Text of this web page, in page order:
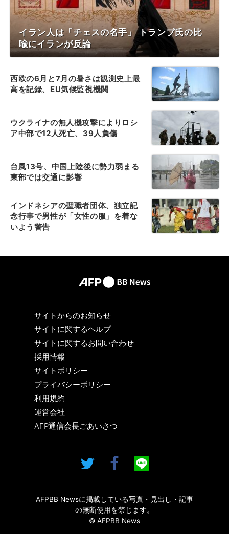
イラン人は「チェスの名手」 トランプ氏の比
喩にイランが反論
西欧の6月と7月の暑さは観測史上最
高を記録、EU気候監視機関
ウクライナの無人機攻撃によりロシ
ア中部で12人死亡、39人負傷
台風13号、中国上陸後に勢力弱まる
東部では交通に影響
インドネシアの聖職者団体、独立記
念行事で男性が「女性の服」を着な
いよう警告
サイトからのお知らせ
サイトに関するヘルプ
サイトに関するお問い合わせ
採用情報
サイトポリシー
プライバシーポリシー
利用規約
運営会社
AFP通信会長ごあいさつ
AFPBB Newsに掲載している写真・見出し・記事
の無断使用を禁じます。
© AFPBB News